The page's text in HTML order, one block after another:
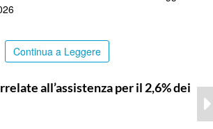
Continua a Leggere
all’assistenza per il 2,6% dei